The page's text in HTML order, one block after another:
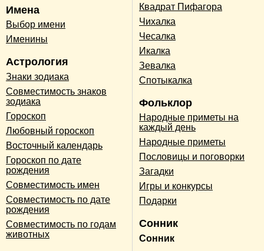
Имена
Выбор имени
Именины
Астрология
Знаки зодиака
Совместимость знаков
зодиака
Гороскоп
Любовный гороскоп
Восточный календарь
Гороскоп по дате
рождения
Совместимость имен
Совместимость по дате
рождения
Совместимость по годам
животных
Квадрат Пифагора
Чихалка
Чесалка
Икалка
Зевалка
Спотыкалка
Фольклор
Народные приметы на
каждый день
Народные приметы
Пословицы и поговорки
Загадки
Игры и конкурсы
Подарки
Сонник
Сонник